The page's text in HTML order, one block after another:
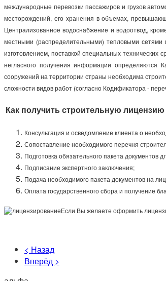
международные перевозки пассажиров и грузов
месторождений, его хранения в объемах,
Централизованное водоснабжение и водоотвод,
местными (распределительными) тепловыми сетями
изготовлением, поставкой специальных технических
негласного получения информации определяются
сооружений на территории страны необходима
сложности видов работ (согласно Кодификатора -
Как получить строительную
Консультация и осведомление клиента о
Сопоставление необходимого перечня
Подготовка обязательного пакета документов
Подписание экспертного заключения;
Подача необходимого пакета документов на
Оплата государственного сбора и получение
Если Вы желаете оформить
< Назад
Вперёд >